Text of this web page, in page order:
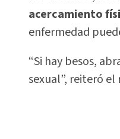
acercamiento
enfermedad
“Si hay besos,
sexual”, reiteró el